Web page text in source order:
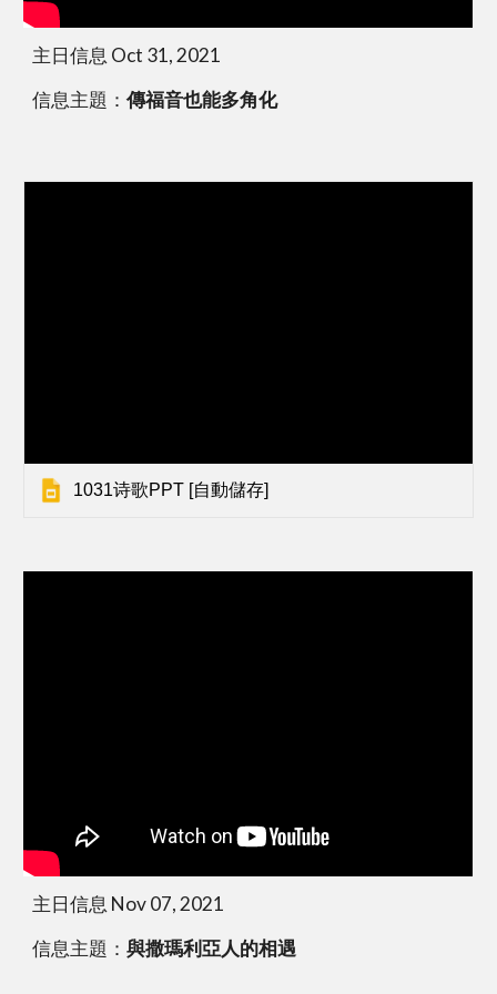
主日信息 Oct 31, 2021
信息主題：傳福音也能多角化
1031诗歌PPT [自動儲存]
主日信息 Nov 07, 2021
信息主題：與撒瑪利亞人的相遇